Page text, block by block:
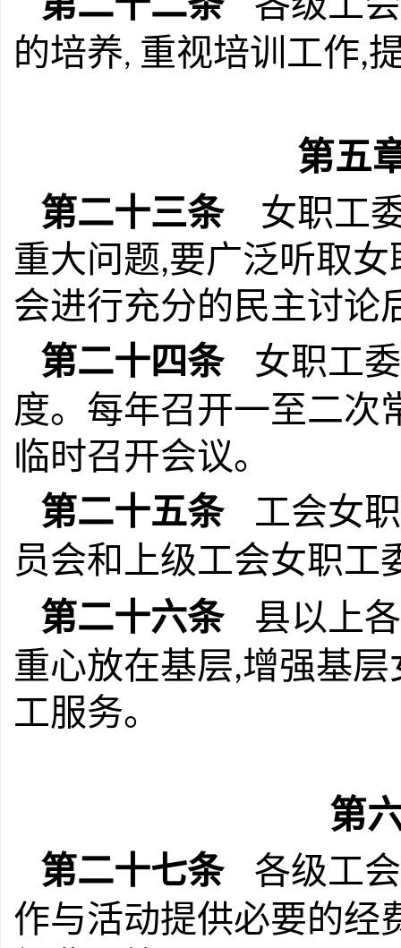
的培养, 重视培训工作,
第五
第二十三条女职工委
重大问题,要广泛听取
会进行充分的民主讨论
第二十四条
女职工
度。每年召开一至二次
临时召开会议。
第二十五条
工会女
员会和上级工会女职工
第二十六条
县以上
重心放在基层,增强基层
工服务。
第
第二十七条
各级工
作与活动提供必要的经